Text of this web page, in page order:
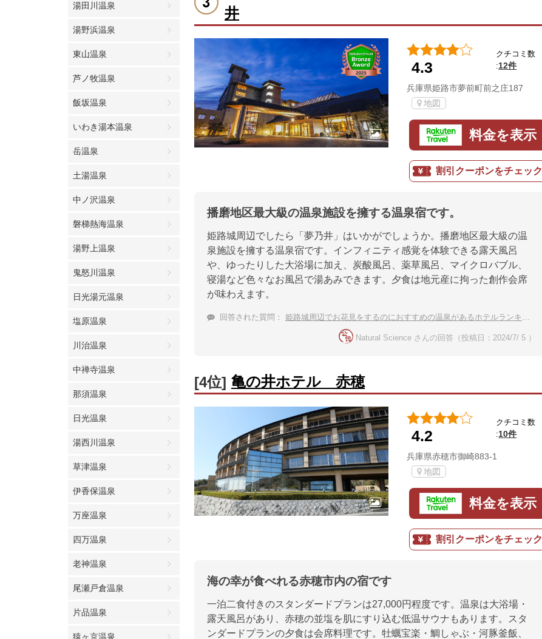
湯田川温泉
湯野浜温泉
東山温泉
芦ノ牧温泉
飯坂温泉
いわき湯本温泉
岳温泉
土湯温泉
中ノ沢温泉
磐梯熱海温泉
湯野上温泉
鬼怒川温泉
日光湯元温泉
塩原温泉
川治温泉
中禅寺温泉
那須温泉
日光温泉
湯西川温泉
草津温泉
伊香保温泉
万座温泉
四万温泉
老神温泉
尾瀬戸倉温泉
片品温泉
猿ヶ京温泉
井
4.3
クチコミ数
:12件
兵庫県姫路市夢前町前之庄187
地図
料金を表示
割引クーポンをチェック
播磨地区最大級の温泉施設を擁する温泉宿です。
姫路城周辺でしたら「夢乃井」はいかがでしょうか。播磨地区最大級の温
泉施設を擁する温泉宿です。インフィニティ感覚を体験できる露天風呂
や、ゆったりした大浴場に加え、炭酸風呂、薬草風呂、マイクロバブル、
寝湯など色々なお風呂で湯あみできます。夕食は地元産に拘った創作会席
が味わえます。
回答された質問： 姫路城周辺でお花見をするのにおすすめの温泉があるホテルランキング
Natural Science さんの回答（投稿日：2024/7/ 5 ）
[4位] 亀の井ホテル 赤穂
4.2
クチコミ数
:10件
兵庫県赤穂市御崎883-1
地図
料金を表示
割引クーポンをチェック
海の幸が食べれる赤穂市内の宿です
一泊二食付きのスタンダードプランは27,000円程度です。温泉は大浴場・
露天風呂があり、赤穂の並塩を肌にすり込む低温サウナもあります。スタ
ンダードプランの夕食は会席料理です。牡蠣宝楽・鯛しゃぶ・河豚釜飯、